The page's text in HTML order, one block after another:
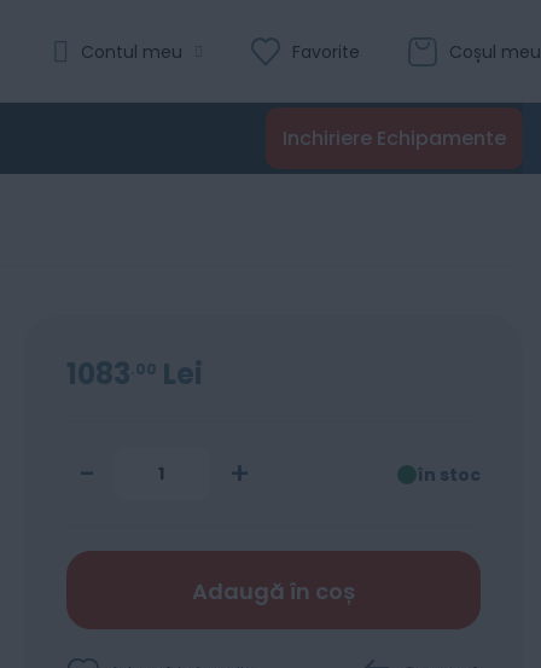
Coșul meu
Favorite
Contul meu
Inchiriere Echipamente
1083 00 Lei
- + în stoc
Adaugă în coș
Evaluare:
0
% of 100
Recenzii
Adaugă în coș